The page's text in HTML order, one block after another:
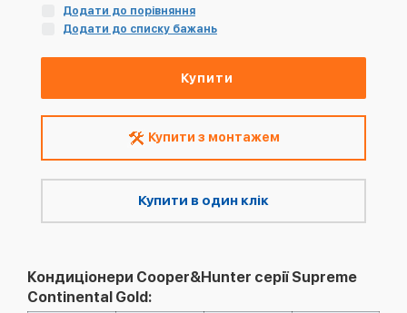
Додати до порівняння
Додати до списку бажань
Купити
Купити з монтажем
Купити в один клік
Кондиціонери Cooper&Hunter серії Supreme
Continental Gold: